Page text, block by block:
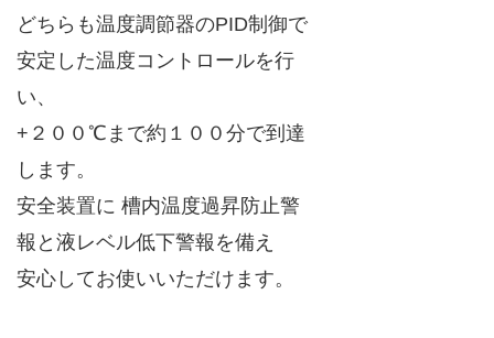
どちらも温度調節器のPID制御で
安定した温度コントロールを行
い、
+２００℃まで約１００分で到達
します。
安全装置に 槽内温度過昇防止警
報と液レベル低下警報を備え
安心してお使いいただけます。